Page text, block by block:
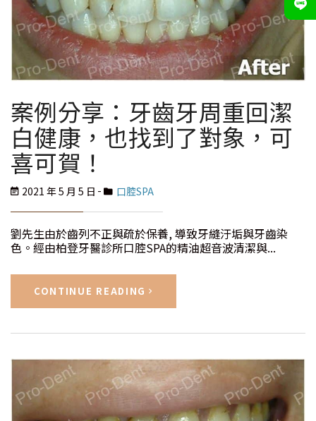
案例分享：牙齒牙周重回潔
白健康，也找到了對象，可
喜可賀！
2021 年 5 月 5 日 口腔SPA
劉先生由於齒列不正與疏於保養, 導致牙縫汙垢與牙齒染
色。經由柏登牙醫診所口腔SPA的精油超音波清潔與...
CONTINUE READING